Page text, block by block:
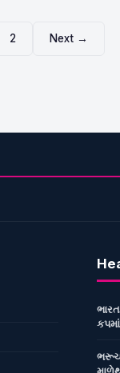
2 Next →